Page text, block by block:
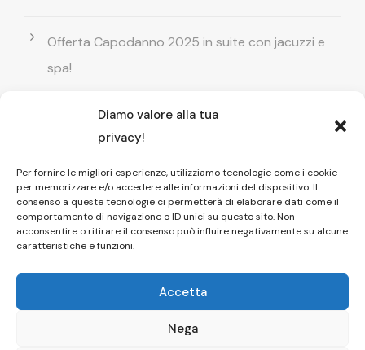
Diamo valore alla tua
privacy!
Per fornire le migliori esperienze, utilizziamo tecnologie come i cookie
per memorizzare e/o accedere alle informazioni del dispositivo. Il
consenso a queste tecnologie ci permetterà di elaborare dati come il
comportamento di navigazione o ID unici su questo sito. Non
acconsentire o ritirare il consenso può influire negativamente su alcune
caratteristiche e funzioni.
Accetta
Nega
Offerta Capodanno 2025 in suite con jacuzzi e
spa!
Offerta Natale in camera con vasca
idromassaggio ! Prenota il tuo relax esclusivo
Entrata GRATUITA in Piscina esterna! Il tuo relax
di coppia
Copyright © 2026 Affittacamere Il Fauno